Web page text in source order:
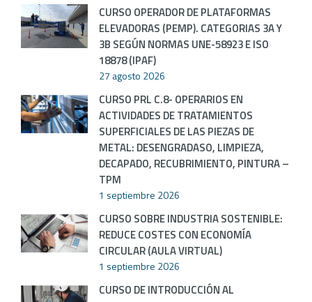
CURSO OPERADOR DE PLATAFORMAS
ELEVADORAS (PEMP). CATEGORIAS 3A Y
3B SEGÚN NORMAS UNE-58923 E ISO
18878 (IPAF)
27 agosto 2026
CURSO PRL C.8- OPERARIOS EN
ACTIVIDADES DE TRATAMIENTOS
SUPERFICIALES DE LAS PIEZAS DE
METAL: DESENGRADASO, LIMPIEZA,
DECAPADO, RECUBRIMIENTO, PINTURA –
TPM
1 septiembre 2026
CURSO SOBRE INDUSTRIA SOSTENIBLE:
REDUCE COSTES CON ECONOMÍA
CIRCULAR (AULA VIRTUAL)
1 septiembre 2026
CURSO DE INTRODUCCIÓN AL